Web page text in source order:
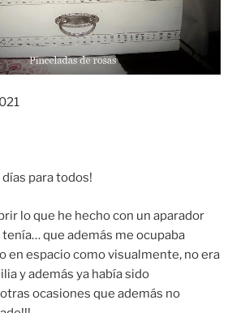
para todos!
lo que he hecho con un aparador
que además me ocupaba
en espacio como visualmente, no era
y además ya había sido
ocasiones que además no